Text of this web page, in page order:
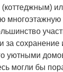
за сохранение
уютными
могли бы